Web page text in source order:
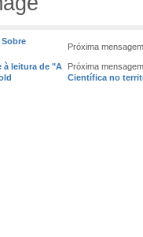
Próxima
à leitura de "A
Próxima
Científica no